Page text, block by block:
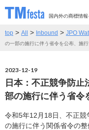
国内外の商標情
SEMINAR/EVENT
CONTRIBUTORS 情
CONTACT お問い合わせ
top > All > Inbound > JPO
の一部の施行に伴う省令を公布、施
2023-12-19
日本：不正競争防
部の施行に伴う省令
令和5年12月18日、不正
の施行に伴う関係省令の